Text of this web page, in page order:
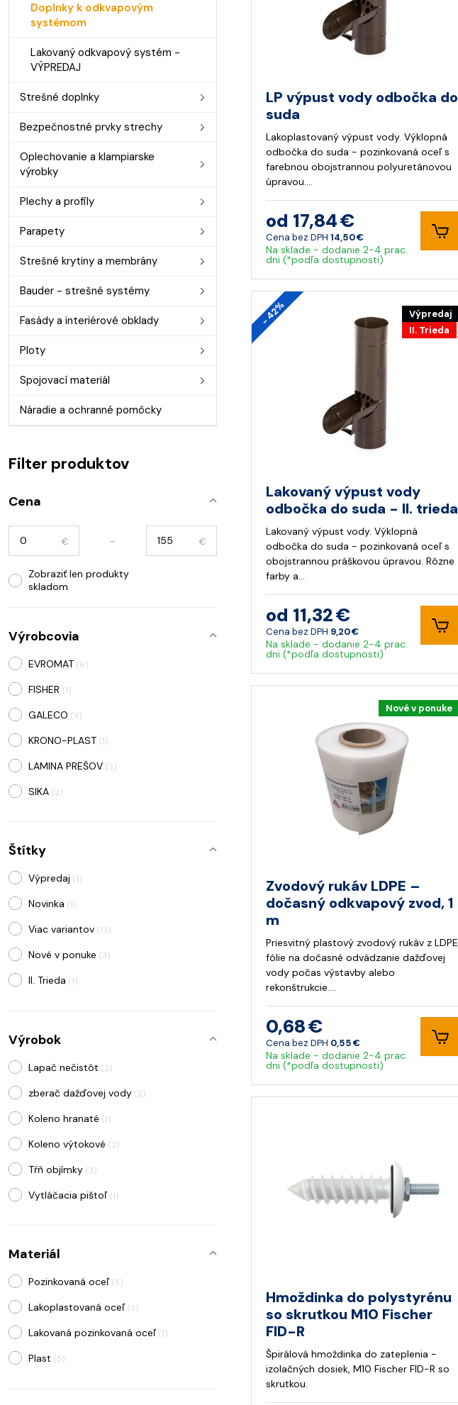
Doplnky k odkvapovým
systémom
Lakovaný odkvapový systém -
VÝPREDAJ
Strešné doplnky
Bezpečnostné prvky strechy
Oplechovanie a klampiarske
výrobky
Plechy a profily
Parapety
Strešné krytiny a membrány
Bauder - strešné systémy
Fasády a interiérové obklady
Ploty
Spojovací materiál
Náradie a ochranné pomôcky
Filter produktov
Cena
€ - €
Zobraziť len produkty
skladom
Výrobcovia
EVROMAT (6)
FISHER (1)
GALECO (8)
KRONO-PLAST (1)
LAMINA PREŠOV (3)
SIKA (2)
Štítky
Výpredaj (1)
Novinka (1)
Viac variantov (13)
Nové v ponuke (3)
II. Trieda (1)
Výrobok
Lapač nečistôt (2)
zberač dažďovej vody (2)
Koleno hranaté (1)
Koleno výtokové (2)
Tŕň objímky (3)
Vytláčacia pištoľ (1)
Adaptér/redukcia
Materiál
Pozinkovaná oceľ (5)
Lakoplastovaná oceľ (3)
Lakovaná pozinkovaná oceľ (1)
Plast (5)
LP výpust vody odbočka do
suda
Lakoplastovaný výpust vody. Výklopná
odbočka do suda - pozinkovaná oceľ s
farebnou obojstrannou polyuretánovou
úpravou.…
od 17,84 €
Cena bez DPH 14,50 €
Na sklade - dodanie 2-4 prac.
dni (*podľa dostupnosti)
- 42%
Výpredaj
II. Trieda
Lakovaný výpust vody
odbočka do suda - II. trieda
Lakovaný výpust vody. Výklopná
odbočka do suda - pozinkovaná oceľ s
obojstrannou práškovou úpravou. Rôzne
farby a…
od 11,32 €
Cena bez DPH 9,20 €
Na sklade - dodanie 2-4 prac.
dni (*podľa dostupnosti)
Nové v ponuke
Zvodový rukáv LDPE –
dočasný odkvapový zvod, 1
m
Priesvitný plastový zvodový rukáv z LDPE
fólie na dočasné odvádzanie dažďovej
vody počas výstavby alebo
rekonštrukcie.…
0,68 €
Cena bez DPH 0,55 €
Na sklade - dodanie 2-4 prac.
dni (*podľa dostupnosti)
Hmoždinka do polystyrénu
so skrutkou M10 Fischer
FID-R
Špirálová hmoždinka do zateplenia -
izolačných dosiek, M10 Fischer FID-R so
skrutkou.